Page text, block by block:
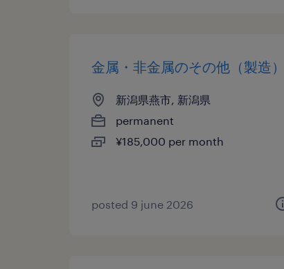
金属・非金属のその他（製造）
新潟県燕市, 新潟県
permanent
¥185,000 per month
posted 9 june 2026